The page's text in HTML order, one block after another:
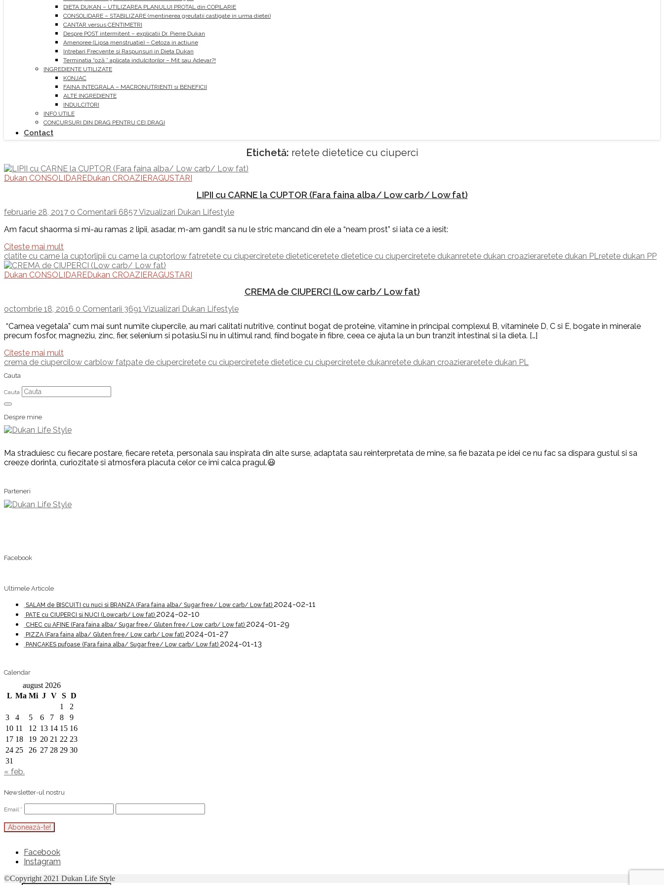
DIETA DUKAN – UTILIZAREA PLANULUI PROTAL din COPILARIE
CONSOLIDARE – STABILIZARE (mentinerea greutatii castigate in urma dietei)
CANTAR versus CENTIMETRI
Despre POST intermitent – explicatii Dr. Pierre Dukan
Amenoree (Lipsa menstruatie) – Cetoza in actiune
Intrebari Frecvente si Raspunsuri in Dieta Dukan
Terminatia “oză ” aplicata indulcitorilor – Mit sau Adevar?!
INGREDIENTE UTILIZATE
KONJAC
FAINA INTEGRALA – MACRONUTRIENTI si BENEFICII
ALTE INGREDIENTE
INDULCITORI
INFO UTILE
CONCURSURI DIN DRAG PENTRU CEI DRAGI
Contact
Etichetă: retete dietetice cu ciuperci
Dukan CONSOLIDAREDukan CROAZIERAGUSTARI
LIPII cu CARNE la CUPTOR (Fara faina alba/ Low carb/ Low fat)
februarie 28, 2017 0 Comentarii 6857 Vizualizari Dukan Lifestyle
Am facut shaorma si mi-au ramas 2 lipii, asadar, m-am gandit sa nu le stric mancand din ele a “neam prost” si iata ce a iesit:
Citeste mai mult
clatite cu carne la cuptorlipii cu carne la cuptorlow fatretete cu ciuperciretete dieteticeretete dietetice cu ciuperciretete dukanretete dukan croazieraretete dukan PLretete dukan PP
Dukan CONSOLIDAREDukan CROAZIERAGUSTARI
CREMA de CIUPERCI (Low carb/ Low fat)
octombrie 18, 2016 0 Comentarii 3691 Vizualizari Dukan Lifestyle
“Carnea vegetala” cum mai sunt numite ciupercile, au mari calitati nutritive, continut bogat de proteine, vitamine in principal complexul B, vitaminele D, C si E, bogate in minerale
precum fosfor, magneziu, zinc, fier, selenium si potasiu.Si nu in ultimul rand, fiind bogate in fibre, ceea ce ajuta la un bun tranzit intestinal si la dieta. […]
Citeste mai mult
crema de ciupercilow carblow fatpate de ciuperciretete cu ciuperciretete dietetice cu ciuperciretete dukanretete dukan croazieraretete dukan PL
Cauta
Cauta
Despre mine
Ma straduiesc cu fiecare postare, fiecare reteta, personala sau inspirata din alte surse, adaptata sau reinterpretata de mine, sa fie bazata pe idei ce nu fac sa dispara gustul si sa
creeze dorinta, curiozitate si atmosfera placuta celor ce imi calca pragul.😃
Parteneri
Facebook
Ultimele Articole
SALAM de BISCUITI cu nuci si BRANZA (Fara faina alba/ Sugar free/ Low carb/ Low fat) 2024-02-11
PATE cu CIUPERCI si NUCI (Lowcarb/ Low fat) 2024-02-10
CHEC cu AFINE (Fara faina alba/ Sugar free/ Gluten free/ Low carb/ Low fat) 2024-01-29
PIZZA (Fara faina alba/ Gluten free/ Low carb/ Low fat) 2024-01-27
PANCAKES pufoase (Fara faina alba/ Sugar free/ Low carb/ Low fat) 2024-01-13
Calendar
august 2026
L Ma Mi J V S D
1
2
3
4 5 6 7 8
9
10 11 12 13 14 15 16
17 18 19 20 21 22 23
24 25 26 27 28 29 30
31
« feb.
Newsletter-ul nostru
Email *
Facebook
Instagram
©Copyright 2021 Dukan Life Style